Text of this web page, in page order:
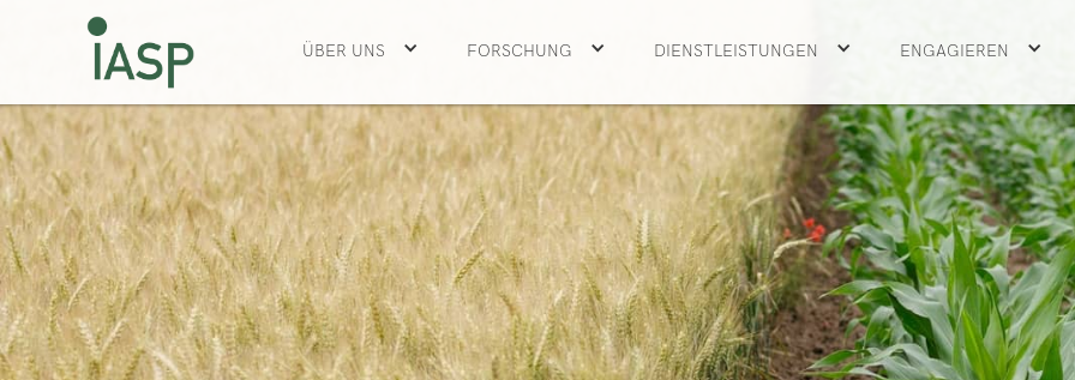
ÜBER UNS FORSCHUNG DIENSTLEISTUNGEN ENGAGIEREN